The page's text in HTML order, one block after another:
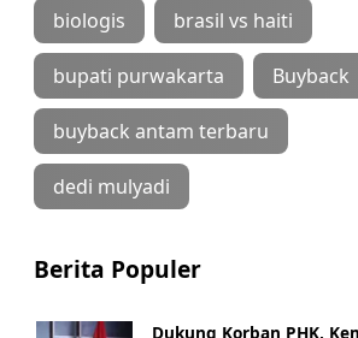
biologis brasil vs haiti
bupati purwakarta Buyback
buyback antam terbaru
dedi mulyadi
Berita Populer
Dukung Korban PHK,